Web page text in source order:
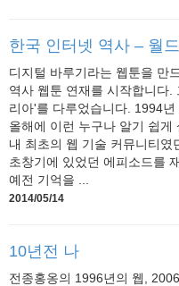
한국 인터넷 역사 – 월
디지털 바루기라는 웹툰을 만
역사 웹툰 연재를 시작합니다.
리아'를 다루었습니다. 1994
올해에 이런 누구나 알기 쉽게
내 최초의 웹 기술 커뮤니티였
초창기에 있었던 에피소드를
예전 기억을 ...
2014/05/14
10년전 나
전종홍옹의 1996년의 웹,